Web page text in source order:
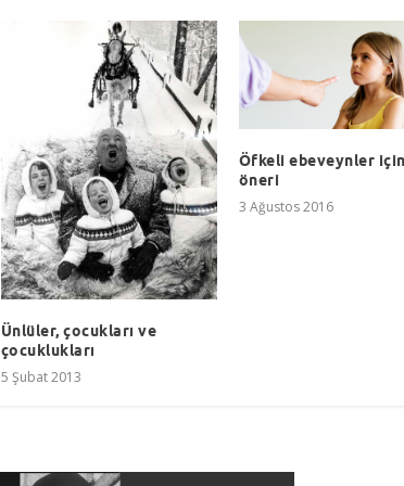
Ünlüler, çocukları ve
çocuklukları
5 Şubat 2013
Öfkeli ebeveynler
öneri
3 Ağustos 2016